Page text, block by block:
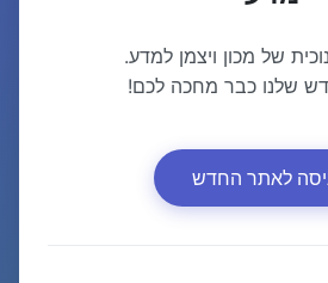
של מכון ויצמן למדע.
שלנו כבר מחכה לכם!
לאתר החדש